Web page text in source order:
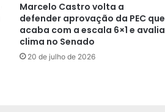
Marcelo Castro volta a
defender aprovação da PEC que
acaba com a escala 6×1 e avalia
clima no Senado
20 de julho de 2026